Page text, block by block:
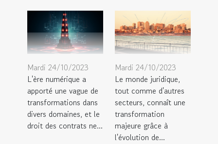
Mardi 24/10/2023
L'ère numérique a
apporté une vague de
transformations dans
divers domaines, et le
droit des contrats ne...
Mardi 24/10/2023
Le monde juridique,
tout comme d'autres
secteurs, connaît une
transformation
majeure grâce à
l'évolution de...